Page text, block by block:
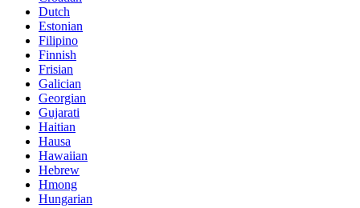
Dutch
Estonian
Filipino
Finnish
Frisian
Galician
Georgian
Gujarati
Haitian
Hausa
Hawaiian
Hebrew
Hmong
Hungarian